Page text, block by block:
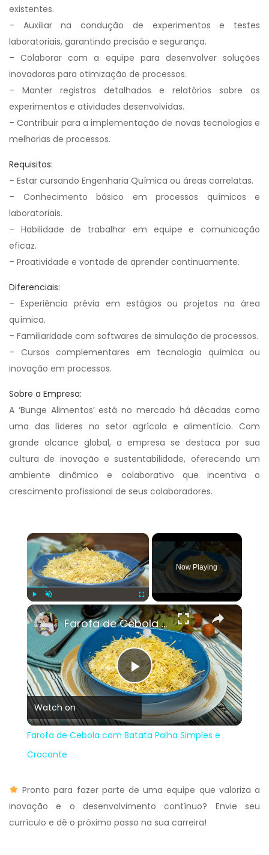
existentes.
– Auxiliar na condução de experimentos e testes
laboratoriais, garantindo precisão e segurança.
– Colaborar com a equipe para desenvolver soluções
inovadoras para otimização de processos.
– Manter registros detalhados e relatórios sobre os
experimentos e atividades desenvolvidas.
– Contribuir para a implementação de novas tecnologias e
melhorias de processos.
Requisitos:
– Estar cursando Engenharia Química ou áreas correlatas.
– Conhecimento básico em processos químicos e
laboratoriais.
– Habilidade de trabalhar em equipe e comunicação
eficaz.
– Proatividade e vontade de aprender continuamente.
Diferenciais:
– Experiência prévia em estágios ou projetos na área
química.
– Familiaridade com softwares de simulação de processos.
– Cursos complementares em tecnologia química ou
inovação em processos.
Sobre a Empresa:
A ‘Bunge Alimentos’ está no mercado há décadas como
uma das líderes no setor agrícola e alimentício. Com
grande alcance global, a empresa se destaca por sua
cultura de inovação e sustentabilidade, oferecendo um
ambiente dinâmico e colaborativo que incentiva o
crescimento profissional de seus colaboradores.
×
Play Unmute Fullscreen
Now Playing
×
Play
Video
Farofa de Cebola com Batata Palha Simples e Crocante
Watch on
Farofa de Cebola com Batata Palha Simples e
Crocante
Pronto para fazer parte de uma equipe que valoriza a
inovação e o desenvolvimento contínuo? Envie seu
currículo e dê o próximo passo na sua carreira!